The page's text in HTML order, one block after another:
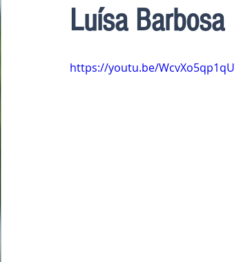
Luísa Barbosa
https://youtu.be/WcvXo5qp1qU